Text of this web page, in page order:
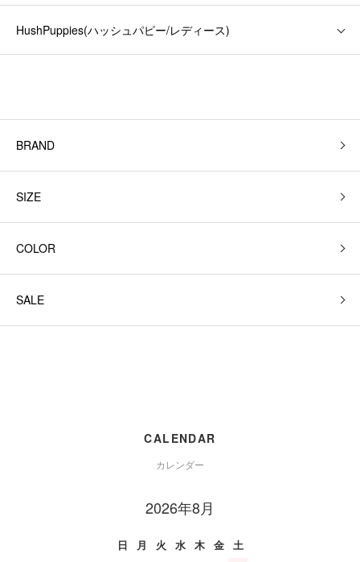
HushPuppies(ハッシュパピー/レディース)
BRAND
SIZE
COLOR
SALE
CALENDAR
カレンダー
2026年8月
日 月 火 水 木 金
土